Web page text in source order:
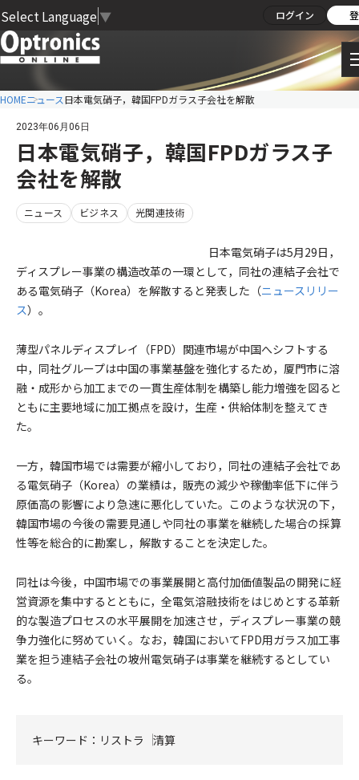
Select Language ▼ ログイン
HOMEニュース日本電気硝子，韓国FPDガラス子会社を解散
2023年06月06日
日本電気硝子，韓国FPDガラス子
会社を解散
ニュース ビジネス 光関連技術
日本電気硝子は5月29日，
ディスプレー事業の構造改革の一環として，同社の連結子会社で
ある電気硝子（Korea）を解散すると発表した（ニュースリリー
ス）。
薄型パネルディスプレイ（FPD）関連市場が中国へシフトする
中，同社グループは中国の事業基盤を強化するため，厦門市に溶
融・成形から加工までの一貫生産体制を構築し能力増強を図ると
ともに主要地域に加工拠点を設け，生産・供給体制を整えてき
た。
一方，韓国市場では需要が縮小しており，同社の連結子会社であ
る電気硝子（Korea）の業績は，販売の減少や稼働率低下に伴う
原価高の影響により急速に悪化していた。このような状況の下，
韓国市場の今後の需要見通しや同社の事業を継続した場合の採算
性等を総合的に勘案し，解散することを決定した。
同社は今後，中国市場での事業展開と高付加価値製品の開発に経
営資源を集中するとともに，全電気溶融技術をはじめとする革新
的な製造プロセスの水平展開を加速させ，ディスプレー事業の競
争力強化に努めていく。なお，韓国においてFPD用ガラス加工事
業を担う連結子会社の坡州電気硝子は事業を継続するとしてい
る。
キーワード： リストラ 清算